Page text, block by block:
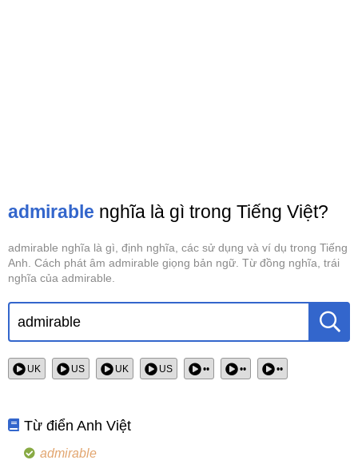
admirable nghĩa là gì trong Tiếng Việt?
admirable nghĩa là gì, định nghĩa, các sử dụng và ví dụ trong Tiếng
Anh. Cách phát âm admirable giọng bản ngữ. Từ đồng nghĩa, trái
nghĩa của admirable.
UK US UK US •• •• ••
Từ điển Anh Việt
admirable